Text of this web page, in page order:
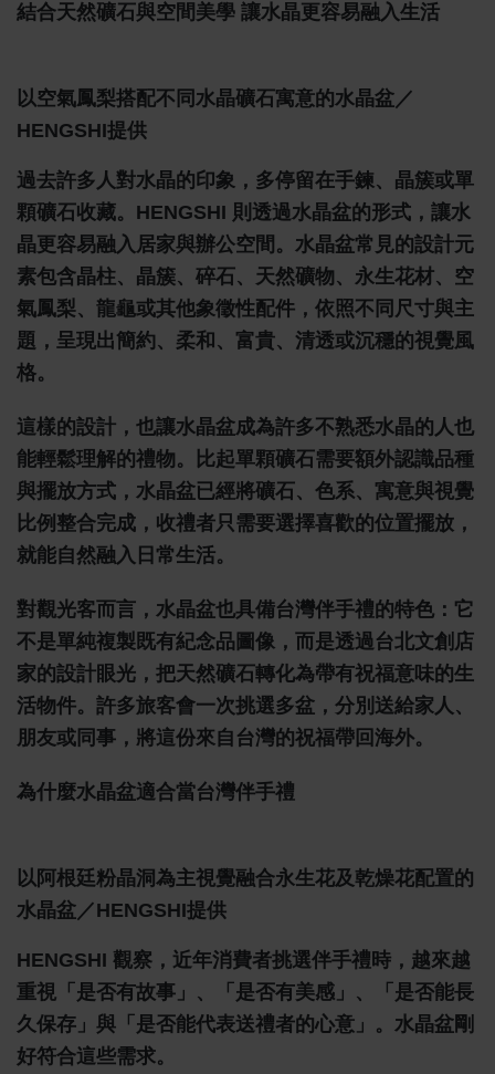
結合天然礦石與空間美學 讓水晶更容易融入生活
以空氣鳳梨搭配不同水晶礦石寓意的水晶盆／
HENGSHI提供
過去許多人對水晶的印象，多停留在手鍊、晶簇或單
顆礦石收藏。HENGSHI 則透過水晶盆的形式，讓水
晶更容易融入居家與辦公空間。水晶盆常見的設計元
素包含晶柱、晶簇、碎石、天然礦物、永生花材、空
氣鳳梨、龍龜或其他象徵性配件，依照不同尺寸與主
題，呈現出簡約、柔和、富貴、清透或沉穩的視覺風
格。
這樣的設計，也讓水晶盆成為許多不熟悉水晶的人也
能輕鬆理解的禮物。比起單顆礦石需要額外認識品種
與擺放方式，水晶盆已經將礦石、色系、寓意與視覺
比例整合完成，收禮者只需要選擇喜歡的位置擺放，
就能自然融入日常生活。
對觀光客而言，水晶盆也具備台灣伴手禮的特色：它
不是單純複製既有紀念品圖像，而是透過台北文創店
家的設計眼光，把天然礦石轉化為帶有祝福意味的生
活物件。許多旅客會一次挑選多盆，分別送給家人、
朋友或同事，將這份來自台灣的祝福帶回海外。
為什麼水晶盆適合當台灣伴手禮
以阿根廷粉晶洞為主視覺融合永生花及乾燥花配置的
水晶盆／HENGSHI提供
HENGSHI 觀察，近年消費者挑選伴手禮時，越來越
重視「是否有故事」、「是否有美感」、「是否能長
久保存」與「是否能代表送禮者的心意」。水晶盆剛
好符合這些需求。